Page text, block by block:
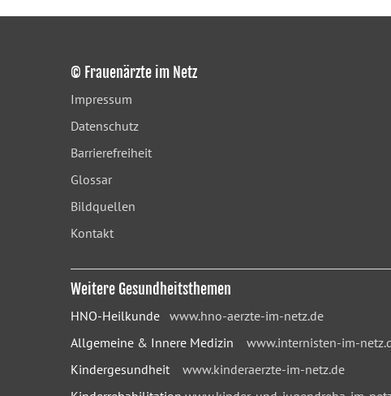
© Frauenärzte im Netz
Impressum
Datenschutz
Barrierefreiheit
Glossar
Bildquellen
Kontakt
Weitere Gesundheitsthemen
HNO-Heilkunde www.hno-aerzte-im-netz.de
Allgemeine & Innere Medizin www.internisten-im-
Kindergesundheit www.kinderaerzte-im-netz.de